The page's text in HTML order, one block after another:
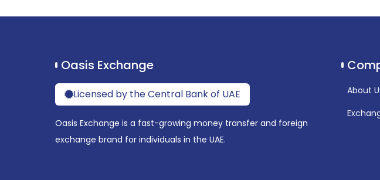
Oasis Exchange
Licensed by the Central Bank of UAE
Oasis Exchange is a fast-growing money transfer and foreign
exchange brand for individuals in the UAE.
About